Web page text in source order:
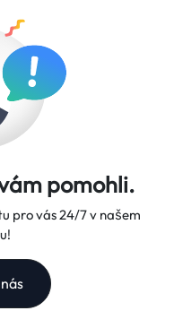
pomohli.
pro vás 24/7 v našem